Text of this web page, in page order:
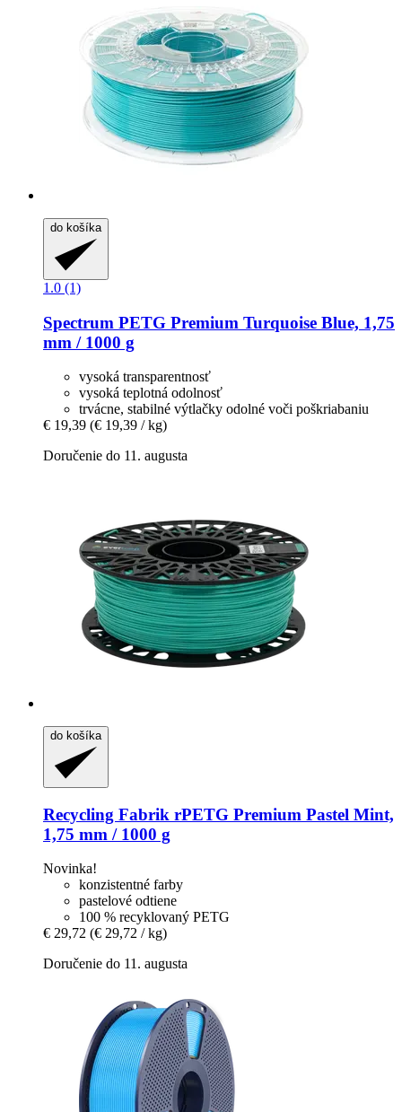
do košíka
1.0 (1)
Spectrum PETG Premium Turquoise Blue, 1,75
mm / 1000 g
vysoká transparentnosť
vysoká teplotná odolnosť
trvácne, stabilné výtlačky odolné voči poškriabaniu
€ 19,39 (€ 19,39 / kg)
Doručenie do 11. augusta
do košíka
Recycling Fabrik rPETG Premium Pastel Mint,
1,75 mm / 1000 g
Novinka!
konzistentné farby
pastelové odtiene
100 % recyklovaný PETG
€ 29,72 (€ 29,72 / kg)
Doručenie do 11. augusta